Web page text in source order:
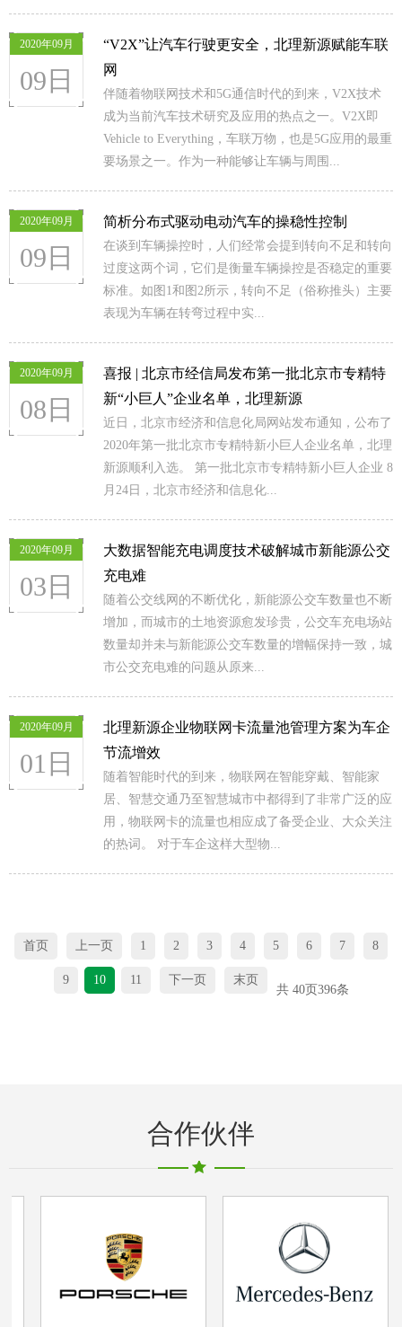
2020年09月
09日
“V2X”让汽车行驶更安全，北理新源赋能车联
网
伴随着物联网技术和5G通信时代的到来，V2X技术
成为当前汽车技术研究及应用的热点之一。V2X即
Vehicle to Everything，车联万物，也是5G应用的最重
要场景之一。作为一种能够让车辆与周围...
2020年09月
09日
简析分布式驱动电动汽车的操稳性控制
在谈到车辆操控时，人们经常会提到转向不足和转向
过度这两个词，它们是衡量车辆操控是否稳定的重要
标准。如图1和图2所示，转向不足（俗称推头）主要
表现为车辆在转弯过程中实...
2020年09月
08日
喜报 | 北京市经信局发布第一批北京市专精特
新“小巨人”企业名单，北理新源
近日，北京市经济和信息化局网站发布通知，公布了
2020年第一批北京市专精特新小巨人企业名单，北理
新源顺利入选。 第一批北京市专精特新小巨人企业 8
月24日，北京市经济和信息化...
2020年09月
03日
大数据智能充电调度技术破解城市新能源公交
充电难
随着公交线网的不断优化，新能源公交车数量也不断
增加，而城市的土地资源愈发珍贵，公交车充电场站
数量却并未与新能源公交车数量的增幅保持一致，城
市公交充电难的问题从原来...
2020年09月
01日
北理新源企业物联网卡流量池管理方案为车企
节流增效
随着智能时代的到来，物联网在智能穿戴、智能家
居、智慧交通乃至智慧城市中都得到了非常广泛的应
用，物联网卡的流量也相应成了备受企业、大众关注
的热词。 对于车企这样大型物...
首页 上一页 1 2 3 4 5 6 7 8
9 10 11 下一页 末页
共 40页396条
合作伙伴